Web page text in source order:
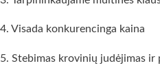
4. Visada konkurencinga kaina
5. Stebimas krovinių judėjimas